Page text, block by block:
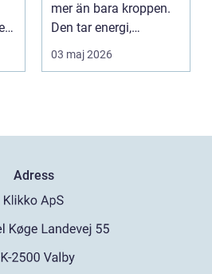
mer än bara kroppen.
Den tar energi,
koncentration och
03 maj 2026
Adress